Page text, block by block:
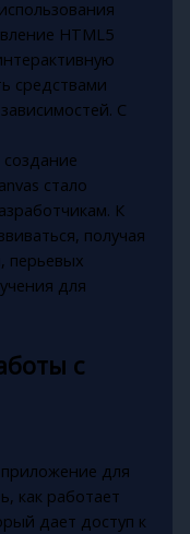
HTML5
средствами
С
стало
К
получая
перьевых
для
с
для
как работает
дает доступ к